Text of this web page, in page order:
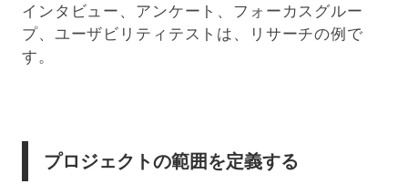
インタビュー、アンケート、フォーカスグルー
プ、ユーザビリティテストは、リサーチの例で
す。
プロジェクトの範囲を定義する